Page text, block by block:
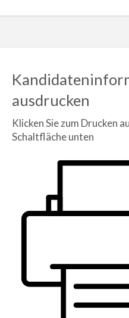
ausdrucken
Klicken Sie zum Drucken
Schaltfläche unten